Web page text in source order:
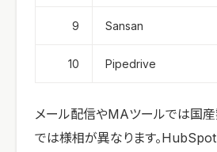
9 Sansan
10 Pipedrive
メール配信やMAツールでは国
では様相が異なります。